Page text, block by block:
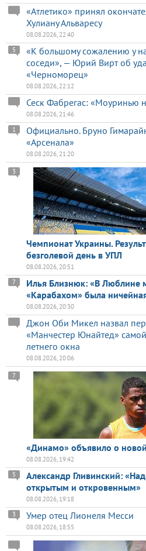
«Атлетико» принял
Хулиану Альваресу
08.08.2026, 22:40
«К большому сожалению у
соседи», — Юрий Вирт об
«Черноморец»
5
08.08.2026, 22:12
Сеск Фабрегас: «Моуринью
08.08.2026, 21:46
Официально. Бруно
«Арсенала»
1
08.08.2026, 21:20
Чемпионат Украины.
безголевой день в УПЛ
3
08.08.2026, 20:51
Илья Близнюк: «В Люблине
«Карабахом» была
7
08.08.2026, 20:30
Джон Оби Микел назвал
«Манчестер Юнайтед»
летнего окна
08.08.2026, 20:06
«Динамо» объявило о
7
08.08.2026, 19:42
Александр Гливинский:
открытым и откровенным»
5
08.08.2026, 19:18
Умер отец Лионеля Месси
3
08.08.2026, 18:55